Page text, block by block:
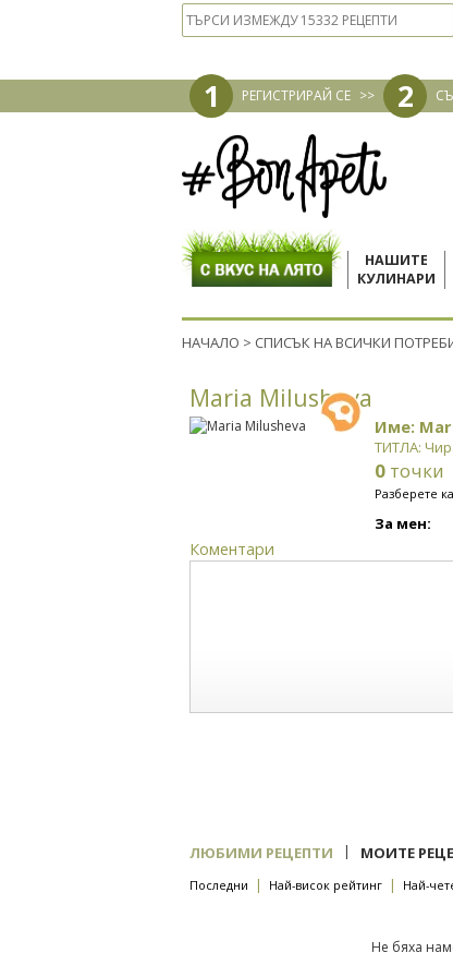
1 РЕГИСТРИРАЙ СЕ >> 2
НАШИТЕ
КУЛИНАРИ
НАЧАЛО > СПИСЪК НА ВСИЧКИ
Maria Milusheva
Име:
ТИТЛА:
0 точки
Разберете
За мен:
Коментари
ЛЮБИМИ РЕЦЕПТИ | МОИТЕ
Последни | Най-висок рейтинг | Най-
Не бяха